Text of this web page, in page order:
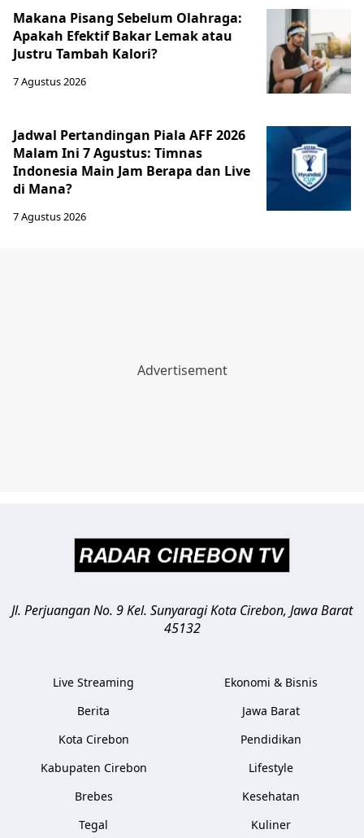
Makana Pisang Sebelum Olahraga:
Apakah Efektif Bakar Lemak atau
Justru Tambah Kalori?
7 Agustus 2026
Jadwal Pertandingan Piala AFF 2026
Malam Ini 7 Agustus: Timnas
Indonesia Main Jam Berapa dan Live
di Mana?
7 Agustus 2026
Jl. Perjuangan No. 9 Kel. SunyaragiKota Cirebon, Jawa Barat
45132
Live Streaming
Berita
Kota Cirebon
Kabupaten Cirebon
Brebes
Tegal
Ekonomi & Bisnis
Jawa Barat
Pendidikan
Lifestyle
Kesehatan
Kuliner